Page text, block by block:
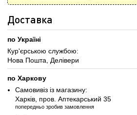
Доставка
по Україні
Кур'єрською службою:
Нова Пошта, Делівери
по Харкову
Самовивіз із магазину:
Харків, пров. Аптекарський 35
попередньо зробив замовлення